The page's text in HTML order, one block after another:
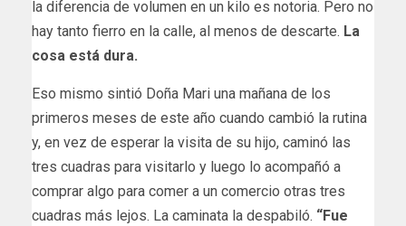
la diferencia de volumen en un kilo es notoria. Pero no
hay tanto fierro en la calle, al menos de descarte. La
cosa está dura.
Eso mismo sintió Doña Mari una mañana de los
primeros meses de este año cuando cambió la rutina
y, en vez de esperar la visita de su hijo, caminó las
tres cuadras para visitarlo y luego lo acompañó a
comprar algo para comer a un comercio otras tres
cuadras más lejos. La caminata la despabiló. “Fue